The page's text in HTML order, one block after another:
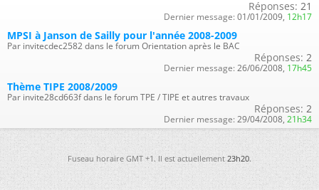
Réponses: 21
Dernier message: 01/01/2009, 12h17
MPSI à Janson de Sailly pour l'année 2008-2009
Par invitecdec2582 dans le forum Orientation après le BAC
Réponses: 2
Dernier message: 26/06/2008, 17h45
Thème TIPE 2008/2009
Par invite28cd663f dans le forum TPE / TIPE et autres travaux
Réponses: 2
Dernier message: 29/04/2008, 21h34
Fuseau horaire GMT +1. Il est actuellement23h20.